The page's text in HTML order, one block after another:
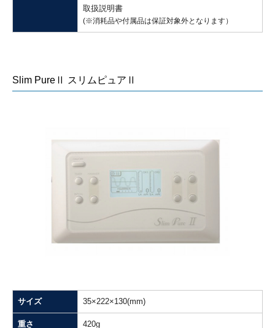
取扱説明書
(※消耗品や付属品は保証対象外となります）
Slim PureⅡ スリムピュアⅡ
サイズ 35×222×130(mm)
重さ 420g